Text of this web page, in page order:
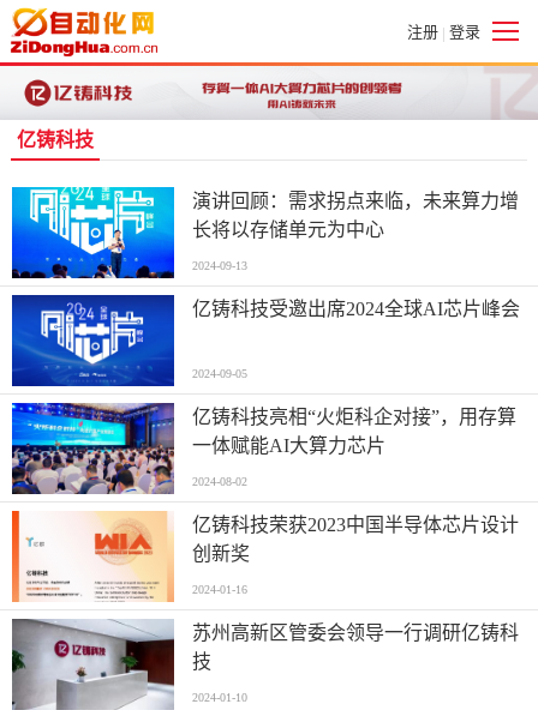
注册 | 登录
亿铸科技
演讲回顾：需求拐点来临，未来算力增
长将以存储单元为中心
2024-09-13
亿铸科技受邀出席2024全球AI芯片峰会
2024-09-05
亿铸科技亮相“火炬科企对接”，用存算
一体赋能AI大算力芯片
2024-08-02
亿铸科技荣获2023中国半导体芯片设计
创新奖
2024-01-16
苏州高新区管委会领导一行调研亿铸科
技
2024-01-10